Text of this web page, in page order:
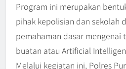
Program ini merupakan
pihak kepolisian dan sekolah
pemahaman dasar mengenai
buatan atau Artificial
Melalui kegiatan ini, Polres